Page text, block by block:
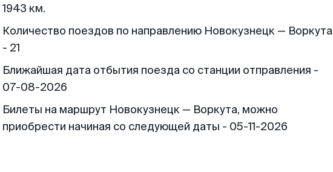
1943 км.
Количество поездов по направлению Новокузнецк — Воркута
- 21
Ближайшая дата отбытия поезда со станции отправления -
07-08-2026
Билеты на маршрут Новокузнецк — Воркута, можно
приобрести начиная со следующей даты - 05-11-2026